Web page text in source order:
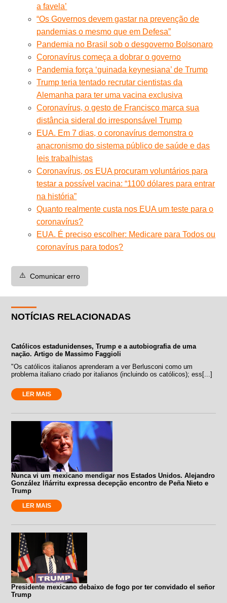
a favela’
“Os Governos devem gastar na prevenção de
pandemias o mesmo que em Defesa”
Pandemia no Brasil sob o desgoverno Bolsonaro
Coronavírus começa a dobrar o governo
Pandemia força ‘guinada keynesiana’ de Trump
Trump teria tentado recrutar cientistas da
Alemanha para ter uma vacina exclusiva
Coronavírus, o gesto de Francisco marca sua
distância sideral do irresponsável Trump
EUA. Em 7 dias, o coronavírus demonstra o
anacronismo do sistema público de saúde e das
leis trabalhistas
Coronavírus, os EUA procuram voluntários para
testar a possível vacina: “1100 dólares para entrar
na história”
Quanto realmente custa nos EUA um teste para o
coronavírus?
EUA. É preciso escolher: Medicare para Todos ou
coronavírus para todos?
⚠️ Comunicar erro
NOTÍCIAS RELACIONADAS
Católicos estadunidenses, Trump e a autobiografia de uma
nação. Artigo de Massimo Faggioli
"Os católicos italianos aprenderam a ver Berlusconi como um
problema italiano criado por italianos (incluindo os católicos); ess[...]
LER MAIS
Nunca vi um mexicano mendigar nos Estados Unidos. Alejandro
González Iñárritu expressa decepção encontro de Peña Nieto e
Trump
LER MAIS
Presidente mexicano debaixo de fogo por ter convidado el señor
Trump